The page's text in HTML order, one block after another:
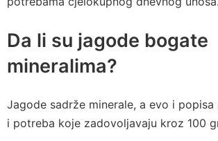
Da li su jagode bogate
mineralima?
Jagode sadrže minerale, a evo i
i potreba koje zadovoljavaju kroz 100